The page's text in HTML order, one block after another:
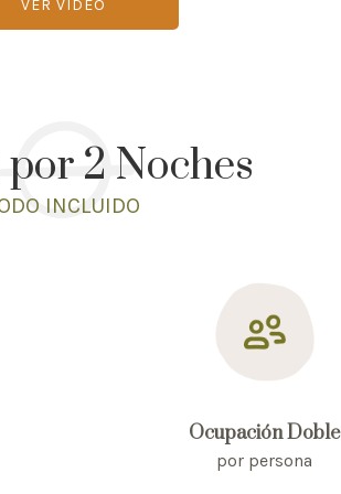
VER VIDEO
2 Noches
INCLUIDO
Ocupación Doble
por persona